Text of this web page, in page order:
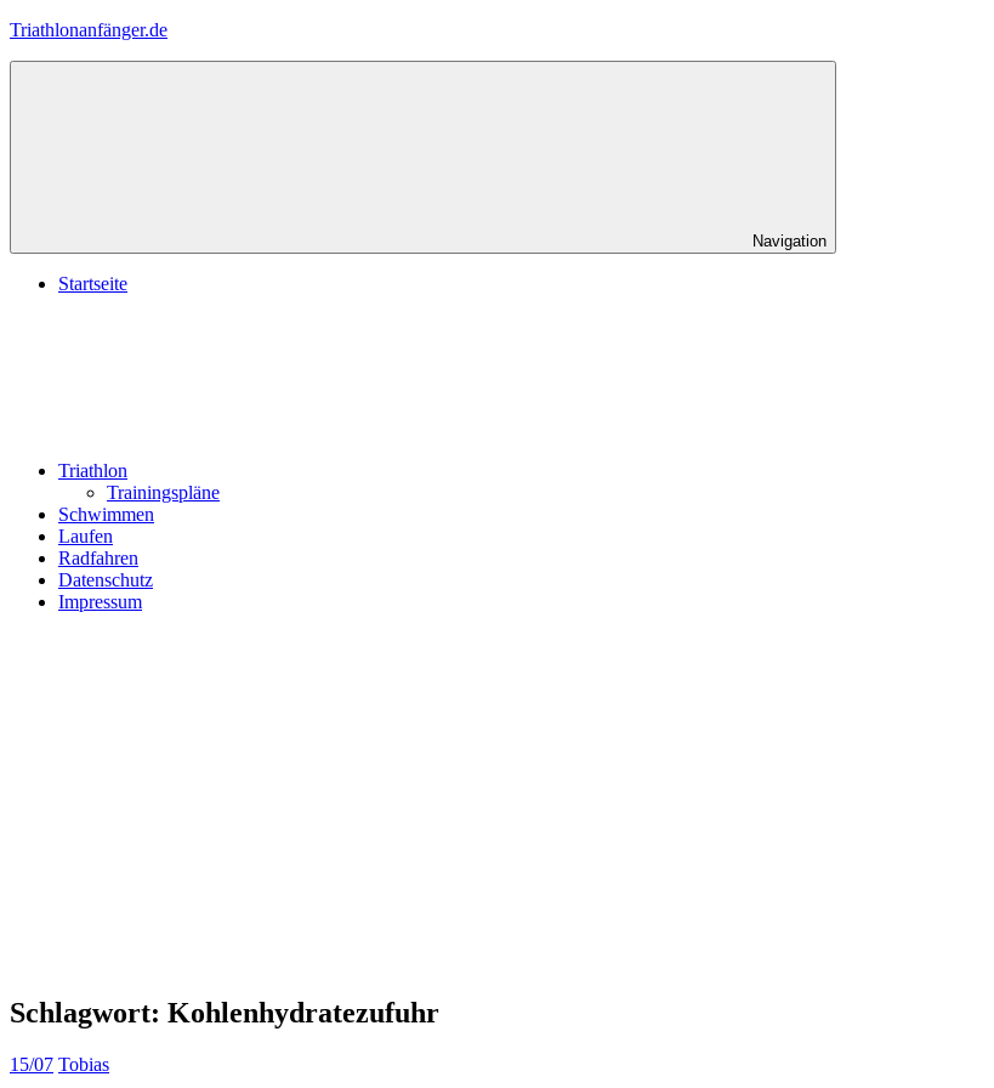
Zum
Triathlonanfänger.de
Navigation
Startseite
Triathlon
Trainingspläne
Schwimmen
Laufen
Radfahren
Datenschutz
Impressum
Schlagwort: Kohlenhydratezufuhr
15/07 Tobias